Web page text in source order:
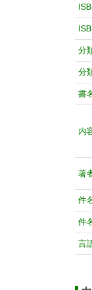
分
分
書
内
著
件
件
言